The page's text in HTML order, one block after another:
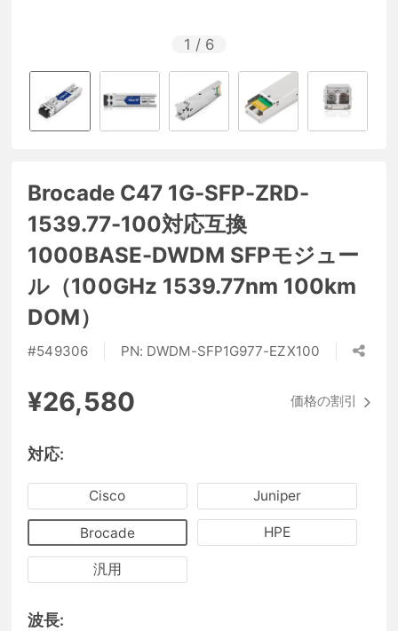
1 / 6
Brocade C47 1G-SFP-ZRD-
1539.77-100対応互換
1000BASE-DWDM SFPモジュー
ル（100GHz 1539.77nm 100km
DOM）
#549306 PN: DWDM-SFP1G977-EZX100
¥26,580 価格の割引
対応:
Cisco Juniper
Brocade HPE
汎用
波長: